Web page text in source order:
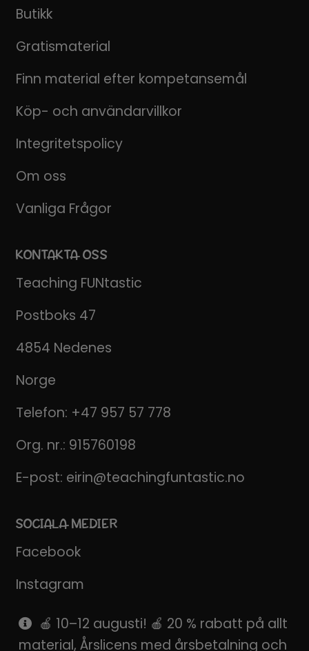
Butikk
Gratismaterial
Finn material efter kompetansemål
Köp- och användarvillkor
Integritetspolicy
Om oss
Vanliga Frågor
KONTAKTA OSS
Teaching FUNtastic
Postboks 47
4854 Nedenes
Norge
Telefon: +47 957 57 778
Org. nr.: 915760198
E-post: eirin@teachingfuntastic.no
SOCIALA MEDIER
Facebook
Instagram
Pinterest
🍎 10–12 augusti! 🍎 20 % rabatt på allt
material, Årslicens med årsbetalning och